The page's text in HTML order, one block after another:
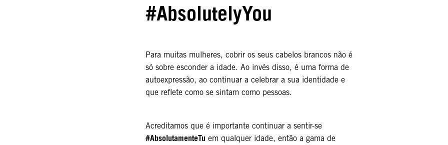
#AbsolutelyYou
Para muitas mulheres, cobrir os seus cabelos brancos não é
só sobre esconder a idade. Ao invés disso, é uma forma de
autoexpressão, ao continuar a celebrar a sua identidade e
que reflete como se sintam como pessoas.
Acreditamos que é importante continuar a sentir-se
#AbsolutamenteTu em qualquer idade, então a gama de